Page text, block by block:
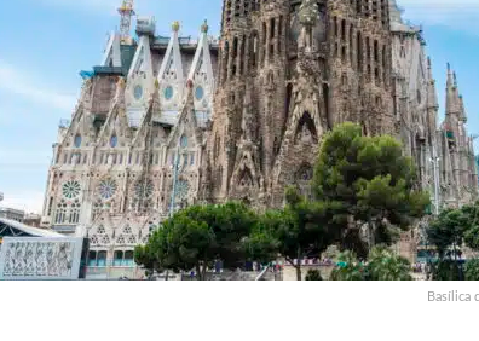
Basílica